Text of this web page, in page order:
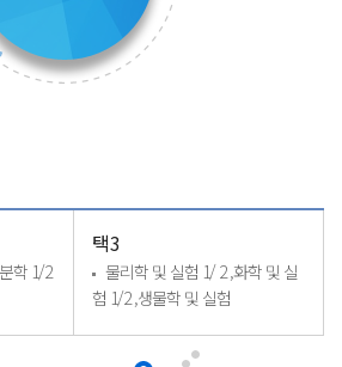
학 1/2
택3
물리학 및 실험 1/ 2 ,화학 및 실
험 1/2 ,생물학 및 실험